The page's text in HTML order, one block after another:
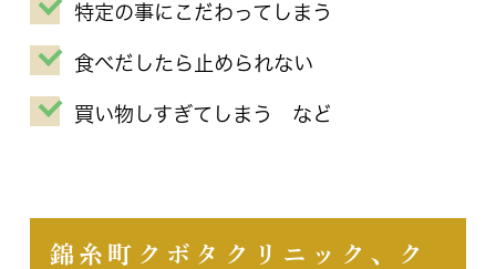
特定の事にこだわってしまう
食べだしたら止められない
買い物しすぎてしまう など
錦糸町クボタクリニック、ク